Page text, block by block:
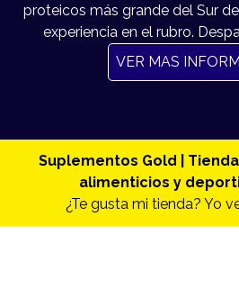
proteicos más grande del Sur
experiencia en el rubro.
VER MAS
Suplementos Gold |
alimenticios y
¿Te gusta mi tienda? Yo